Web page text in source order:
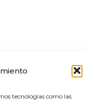
tecnologías como las